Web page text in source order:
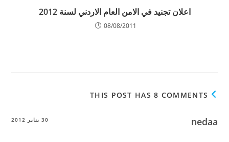
اعلان تجنيد في الامن العام الاردني لسنة 2012
08/08/2011
THIS POST HAS 8 COMMENTS
nedaa 30 يناير 2012